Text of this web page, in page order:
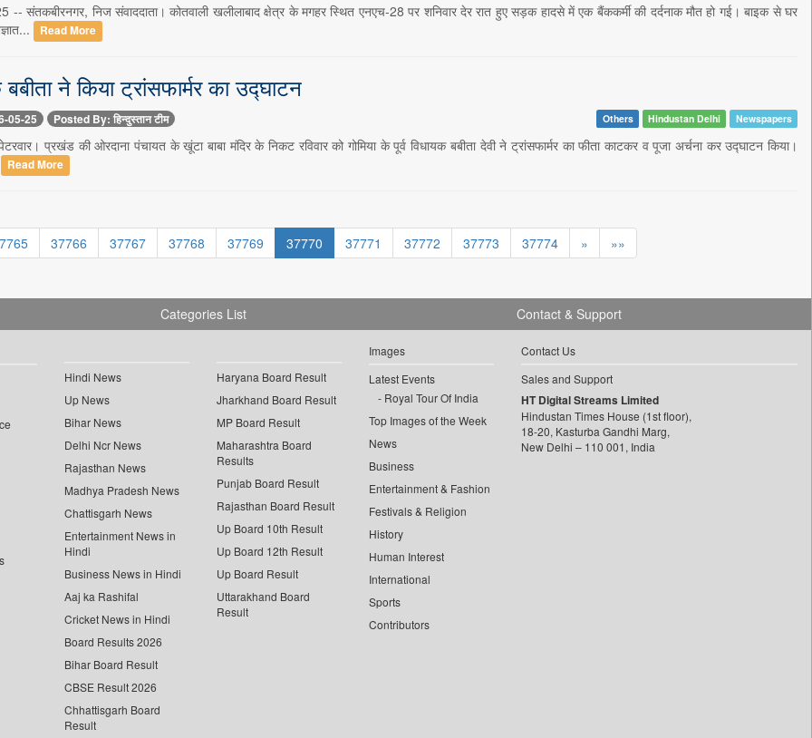
-- संतकबीरनगर, निज संवाददाता। कोतवाली खलीलाबाद क्षेत्र के मगहर स्थित एनएच-28 पर शनिवार देर रात हुए सड़क हादसे में एक बैंककर्मी की दर्दनाक मौत हो गई। बाइक से घर
Read More
बबीता ने किया ट्रांसफार्मर का उद्घाटन
05-25 Posted By: हिन्दुस्तान टीम Others Hindustan Delhi Newspapers
प्रखंड की ओरदाना पंचायत के खूंटा बाबा मंदिर के निकट रविवार को गोमिया के पूर्व विधायक बबीता देवी ने ट्रांसफार्मर का फीता काटकर व पूजा अर्चना कर उद्घाटन किया।
Read More
37766 37767 37768 37769 37770 37771 37772 37773 37774 » »»
Categories List
Hindi News
Up News
Bihar News
Delhi Ncr News
Rajasthan News
Madhya Pradesh News
Chattisgarh News
Entertainment News in
Hindi
Business News in Hindi
Aaj ka Rashifal
Cricket News in Hindi
Board Results 2026
Bihar Board Result
CBSE Result 2026
Chhattisgarh Board
Result
Haryana Board Result
Jharkhand Board Result
MP Board Result
Maharashtra Board
Results
Punjab Board Result
Rajasthan Board Result
Up Board 10th Result
Up Board 12th Result
Up Board Result
Uttarakhand Board
Result
Images
Latest Events
Royal Tour Of India
Top Images of the Week
News
Business
Entertainment & Fashion
Festivals & Religion
History
Human Interest
International
Sports
Contributors
Contact & Support
Contact Us
Sales and Support
HT Digital Streams Limited
Hindustan Times House (1st floor),
18-20, Kasturba Gandhi Marg,
New Delhi – 110 001, India